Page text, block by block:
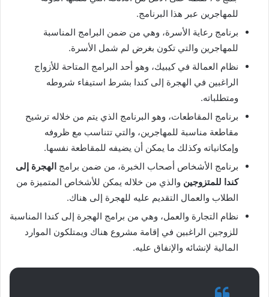
للمهاجرين عبر هذا البرنامج.
برنامج رعاية الأسرة، وهي من ضمن البرامج المناسبة
للمهاجرين والتي تكون بغرض لم شمل الأسرة.
نظام العمالة في كيبيك، وهو أحد البرامج المتاحة للأزواج
الراغبين في الهجرة إلى كندا بشرط استيفاء شروطه
ومتطلباته.
برنامج المقاطعات، وهو البرنامج الذي يتم من خلاله ترشيح
مقاطعة مناسبة للمهاجرين، والتي تتناسب مع ظروفه
وإمكانياته وكذلك ما يمكن أن يضيفه للمقاطعة نفسها.
برنامج الأشخاص أصحاب الخبرة، من ضمن برامج الهجرة إلى
كندا للمتزوجين والذي من خلاله يمكن للأشخاص المتميزة من
الطلاب والعمال التقديم عليه للهجرة إلى هناك.
نظام التجارة والعمل، وهي من برامج الهجرة إلى كندا المناسبة
للزوجين الراغبين في إقامة مشروع هناك ويمتلكون الموارد
المالية لإنشائه والإنفاق عليه.